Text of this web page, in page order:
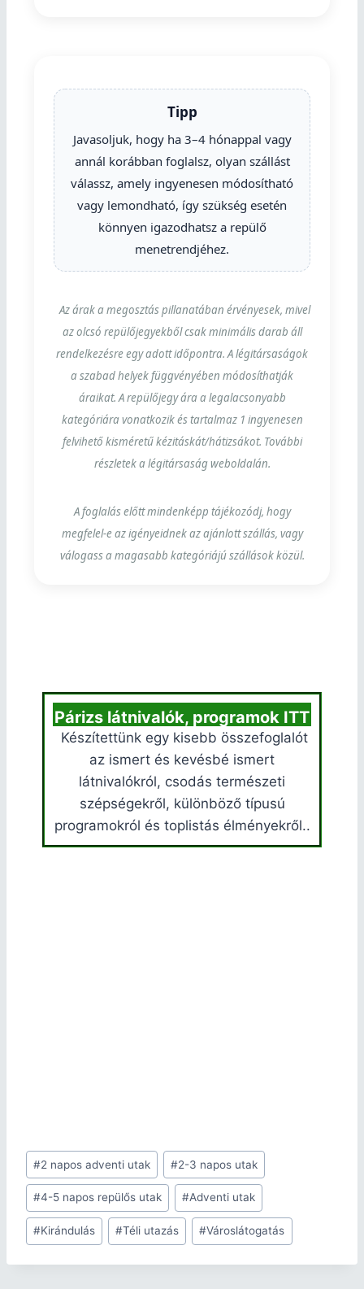
Tipp
Javasoljuk, hogy ha 3–4 hónappal vagy
annál korábban foglalsz, olyan szállást
válassz, amely ingyenesen módosítható
vagy lemondható, így szükség esetén
könnyen igazodhatsz a repülő
menetrendjéhez.
Az árak a megosztás pillanatában érvényesek, mivel
az olcsó repülőjegyekből csak minimális darab áll
rendelkezésre egy adott időpontra. A légitársaságok
a szabad helyek függvényében módosíthatják
áraikat. A repülőjegy ára a legalacsonyabb
kategóriára vonatkozik és tartalmaz 1 ingyenesen
felvihető kisméretű kézitáskát/hátizsákot. További
részletek a légitársaság weboldalán.
A foglalás előtt mindenképp tájékozódj, hogy
megfelel-e az igényeidnek az ajánlott szállás, vagy
válogass a magasabb kategóriájú szállások közül.
Párizs látnivalók, programok ITT
Készítettünk egy kisebb összefoglalót
az ismert és kevésbé ismert
látnivalókról, csodás természeti
szépségekről, különböző típusú
programokról és toplistás élményekről..
#2 napos adventi utak #2-3 napos utak
#4-5 napos repülős utak #Adventi utak
#Kirándulás #Téli utazás #Városlátogatás